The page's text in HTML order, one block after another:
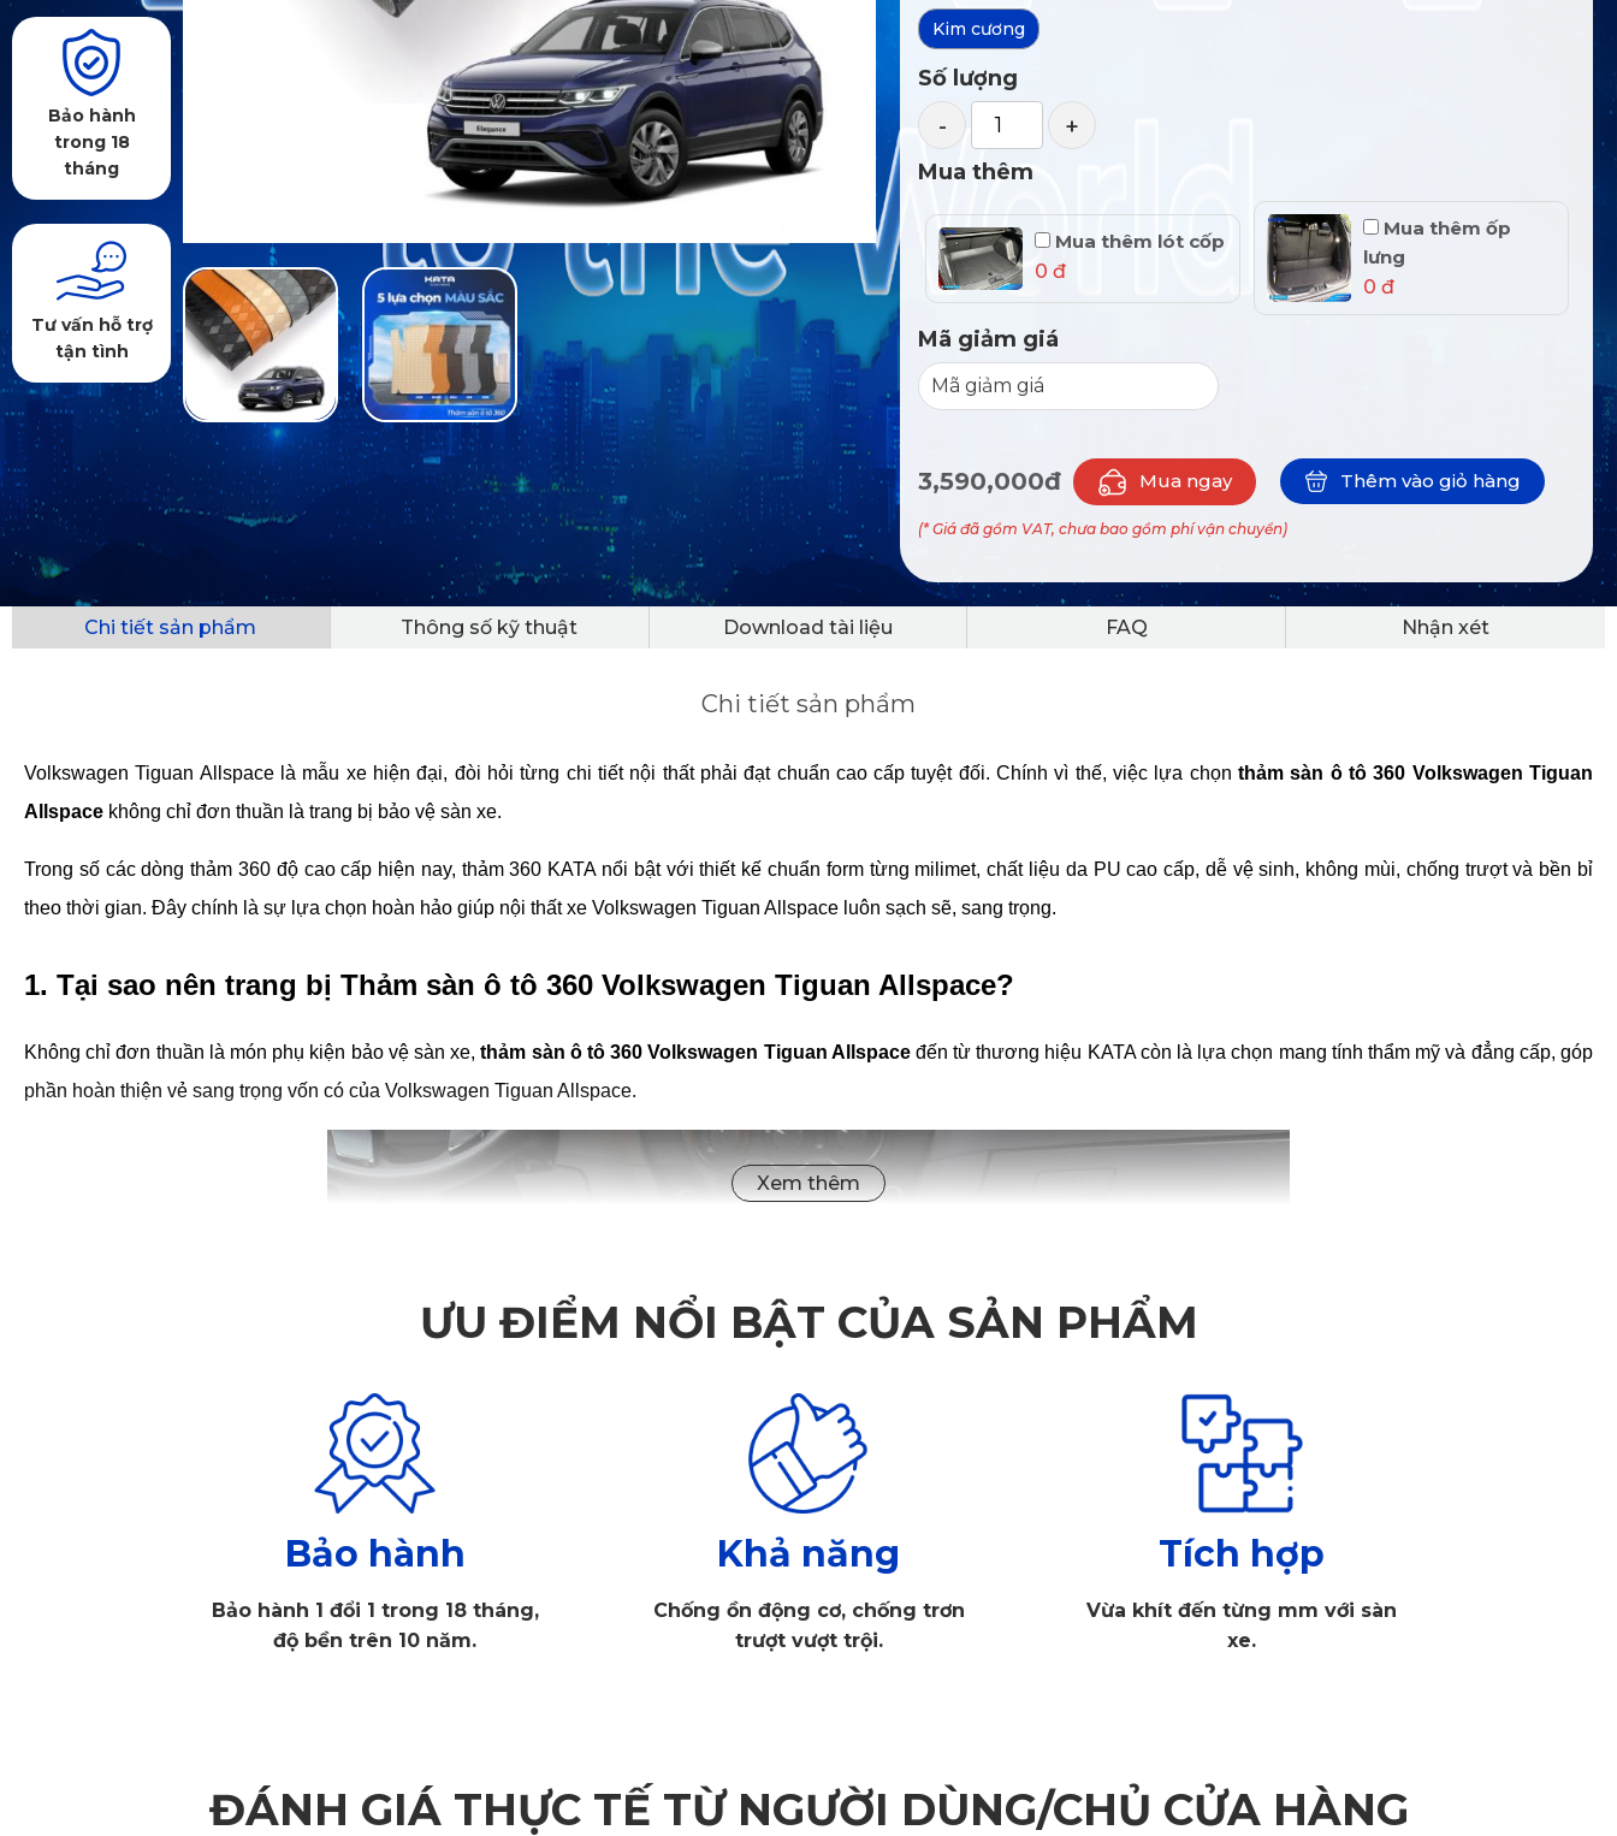
Bảo hành
trong 18
tháng
Tư vấn hỗ trợ
tận tình
Kim cương
Số lượng
- +
Mua thêm
Mua thêm lót cốp
0 đ
Mua thêm ốp
lưng
0 đ
Mã giảm giá
3,590,000đ Mua ngay Thêm vào giỏ hàng
(* Giá đã gồm VAT, chưa bao gồm phí vận chuyển)
Chi tiết sản phẩm Thông số kỹ thuật Download tài liệu FAQ Nhận xét
Chi tiết sản phẩm
Volkswagen Tiguan Allspace là mẫu xe hiện đại, đòi hỏi từng chi tiết nội thất phải đạt chuẩn cao cấp tuyệt đối. Chính vì thế, việc lựa chọnthảm sàn ô tô 360 Volkswagen Tiguan
Allspace không chỉ đơn thuần là trang bị bảo vệ sàn xe.
Trong số các dòng thảm 360 độ cao cấp hiện nay, thảm 360 KATA nổi bật với thiết kế chuẩn form từng milimet, chất liệu da PU cao cấp, dễ vệ sinh, không mùi, chống trượt và bền bỉ
theo thời gian. Đây chính là sự lựa chọn hoàn hảo giúp nội thất xe Volkswagen Tiguan Allspace luôn sạch sẽ, sang trọng.
1. Tại sao nên trang bị Thảm sàn ô tô 360 Volkswagen Tiguan Allspace?
Không chỉ đơn thuần là món phụ kiện bảo vệ sàn xe,thảm sàn ô tô 360 Volkswagen Tiguan Allspace đến từ thương hiệu KATA còn là lựa chọn mang tính thẩm mỹ và đẳng cấp, góp
phần hoàn thiện vẻ sang trọng vốn có của Volkswagen Tiguan Allspace.
ƯU ĐIỂM NỔI BẬT CỦA SẢN PHẨM
Bảo hành
Bảo hành 1 đổi 1 trong 18 tháng,
độ bền trên 10 năm.
Khả năng
Chống ồn động cơ, chống trơn
trượt vượt trội.
Tích hợp
Vừa khít đến từng mm với sàn
xe.
ĐÁNH GIÁ THỰC TẾ TỪ NGƯỜI DÙNG/CHỦ CỬA HÀNG